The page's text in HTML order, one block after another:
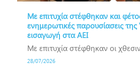
Με επιτυχία στέφθηκαν και
ενημερωτικές παρουσίασεις της
εισαγωγή στα ΑΕΙ
Με επιτυχία στέφθηκαν οι
28/07/2026